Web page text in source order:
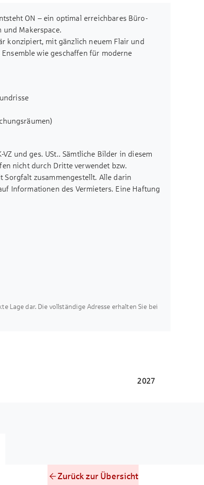
ON – ein optimal erreichbares Büro-
und Makerspace.
konzipiert, mit gänzlich neuem Flair und
wie geschaffen für moderne
Feinsteinzeug)
(Flurwände,
& Ersatzteile für Fahrräder,
Parcours, Breakout, Basketball
und ges. USt.. Sämtliche Bilder in diesem
nicht durch Dritte verwendet bzw.
Sorgfalt zusammengestellt. Alle darin
Informationen des Vermieters. Eine Haftung
Lage dar. Die vollständige Adresse erhalten Sie bei
2027
Zurück zur Übersicht